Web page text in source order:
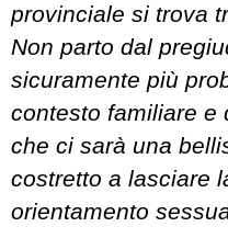
provinciale si trova
Non parto dal
sicuramente più
contesto familiare e
che ci sarà una
costretto a lasciare
orientamento